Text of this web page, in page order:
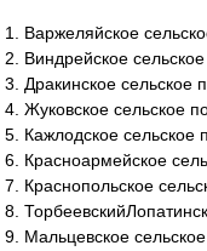
Варжеляйское
Виндрейское
Дракинское сельское
Жуковское сельское
Кажлодское
Красноармейское
Краснопольское
Мальцевское